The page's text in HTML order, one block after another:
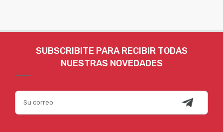
SUBSCRIBITE PARA RECIBIR TODAS
NUESTRAS NOVEDADES